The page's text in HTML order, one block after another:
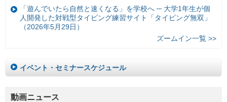
「遊んでいたら自然と速くなる」を学校へ ─ 大学1年生が個
人開発した対戦型タイピング練習サイト「タイピング無双」
（2026年5月29日）
ズームイン一覧 >>
イベント・セミナースケジュール
動画ニュース